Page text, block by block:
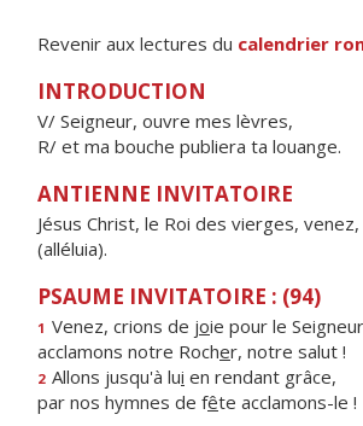
Revenir aux lectures du calendrier
INTRODUCTION
V/ Seigneur, ouvre mes lèvres,
R/ et ma bouche publiera ta louange.
ANTIENNE INVITATOIRE
Jésus Christ, le Roi des vierges,
(alléluia).
PSAUME INVITATOIRE : (94)
1 Venez, crions de joie pour le
acclamons notre Rocher, notre salut !
2 Allons jusqu'à lui en rendant grâce,
par nos hymnes de fête acclamons-le !